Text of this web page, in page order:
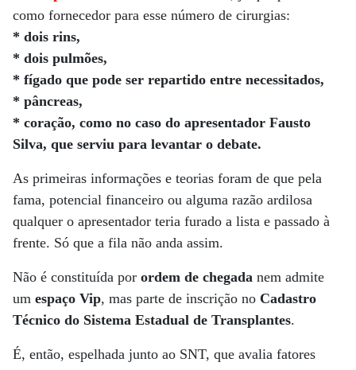
como fornecedor para esse número de cirurgias:
* dois rins,
* dois pulmões,
* fígado que pode ser repartido entre necessitados,
* pâncreas,
* coração, como no caso do apresentador Fausto
Silva, que serviu para levantar o debate.
As primeiras informações e teorias foram de que pela
fama, potencial financeiro ou alguma razão ardilosa
qualquer o apresentador teria furado a lista e passado à
frente. Só que a fila não anda assim.
Não é constituída por ordem de chegada nem admite
um espaço Vip, mas parte de inscrição no Cadastro
Técnico do Sistema Estadual de Transplantes.
É, então, espelhada junto ao SNT, que avalia fatores